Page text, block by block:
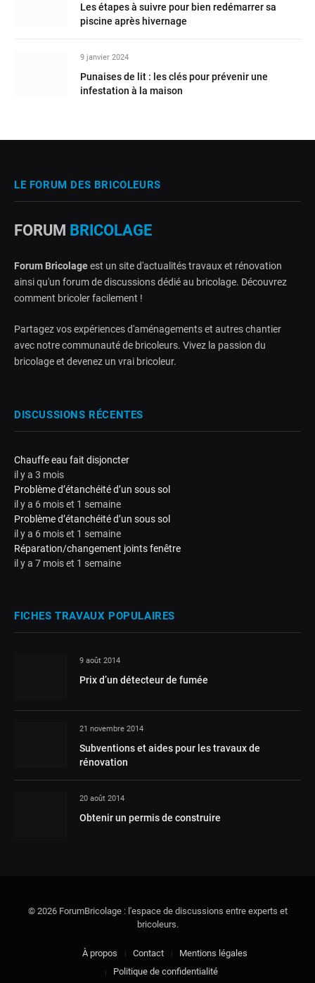
Les étapes à suivre pour bien redémarrer sa
piscine après hivernage
9 janvier 2024
Punaises de lit : les clés pour prévenir une
infestation à la maison
LE FORUM DES BRICOLEURS
FORUM BRICOLAGE
Forum Bricolageest un site d'actualités travaux et rénovation
ainsi qu'un forum de discussions dédié au bricolage. Découvrez
comment bricoler facilement !
Partagez vos expériences d'aménagements et autres chantier
avec notre communauté de bricoleurs. Vivez la passion du
bricolage et devenez un vrai bricoleur.
DISCUSSIONS RÉCENTES
Chauffe eau fait disjoncter
il y a 3 mois
Problème d’étanchéité d’un sous sol
il y a 6 mois et 1 semaine
Problème d’étanchéité d’un sous sol
il y a 6 mois et 1 semaine
Réparation/changement joints fenêtre
il y a 7 mois et 1 semaine
FICHES TRAVAUX POPULAIRES
9 août 2014
Prix d’un détecteur de fumée
21 novembre 2014
Subventions et aides pour les travaux de
rénovation
20 août 2014
Obtenir un permis de construire
© 2026 ForumBricolage : l'espace de discussions entre experts et
bricoleurs.
À propos Contact
Mentions légales
Politique de confidentialité